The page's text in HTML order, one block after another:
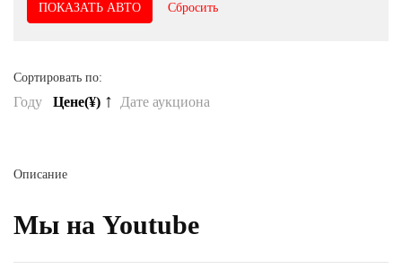
Сбросить
Сортировать по:
Году Цене(¥) ↑ Дате аукциона
Описание
Мы на Youtube